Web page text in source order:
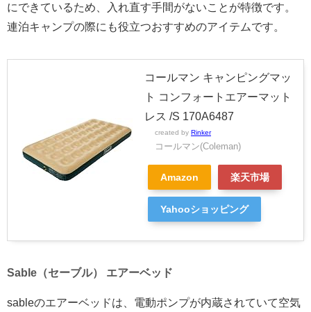
にできているため、入れ直す手間がないことが特徴です。
連泊キャンプの際にも役立つおすすめのアイテムです。
コールマン キャンピングマッ
ト コンフォートエアーマット
レス /S 170A6487
created by Rinker
コールマン(Coleman)
Amazon 楽天市場
Yahooショッピング
Sable（セーブル） エアーベッド
sableのエアーベッドは、電動ポンプが内蔵されていて空気